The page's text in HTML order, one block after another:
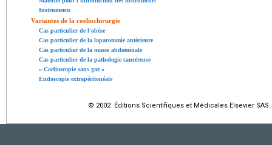
Instruments
Variantes de la coeliochirurgie
Cas particulier de l'obèse
Cas particulier de la laparotomie antérieure
Cas particulier de la masse abdominale
Cas particulier de la pathologie cancéreuse
« Coelioscopie sans gaz »
Endoscopie extrapéritonéale
© 2002 Éditions Scientifiques et Médicales Elsevier